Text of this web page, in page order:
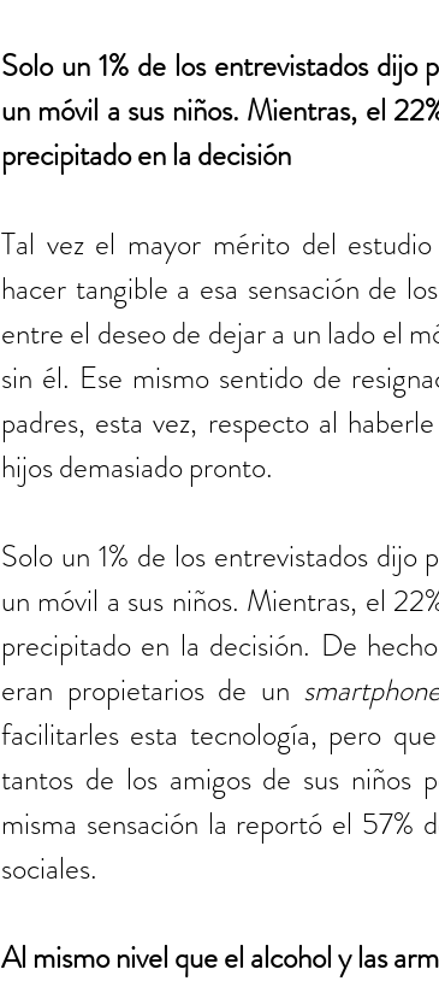
Solo un 1% de los entrevistados
un móvil a sus niños. Mientras, el
precipitado en la decisión
Tal vez el mayor mérito del
hacer tangible a esa sensación de
entre el deseo de dejar a un lado el
sin él. Ese mismo sentido de
padres, esta vez, respecto al
hijos demasiado pronto.
Solo un 1% de los entrevistados
un móvil a sus niños. Mientras, el
precipitado en la decisión. De
eran propietarios de un
facilitarles esta tecnología, pero
tantos de los amigos de sus niños
misma sensación la reportó el 57%
sociales.
Al mismo nivel que el alcohol y las